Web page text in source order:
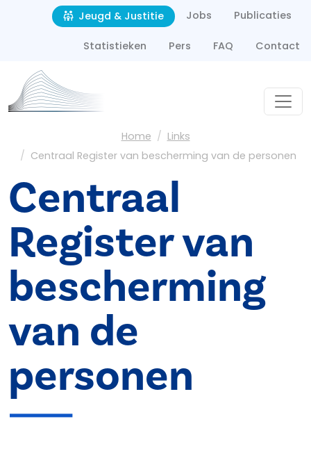
Overslaan en naar de inhoud gaan
Second navigation
Jeugd & Justitie Jobs Publicaties
Statistieken Pers FAQ Contact
Kruimelpad
Home
Links
Centraal Register van bescherming van de personen
Centraal
Register van
bescherming
van de
personen